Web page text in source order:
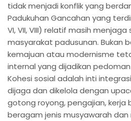
tidak menjadi konflik yang
Padukuhan Gancahan yang
VI, VII, VIII) relatif masih
masyarakat padusunan. Bukan
kemajuan atau modernisme
internal yang dijadikan
Kohesi sosial adalah inti
dijaga dan dikelola dengan
gotong royong, pengajian, kerja
beragam jenis musyawarah